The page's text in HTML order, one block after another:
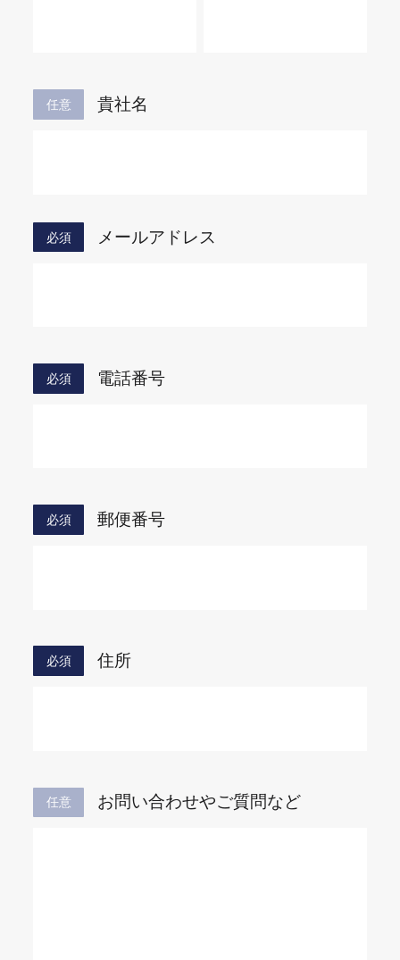
任意 貴社名
必須 メールアドレス
必須 電話番号
必須 郵便番号
必須 住所
任意 お問い合わせやご質問など